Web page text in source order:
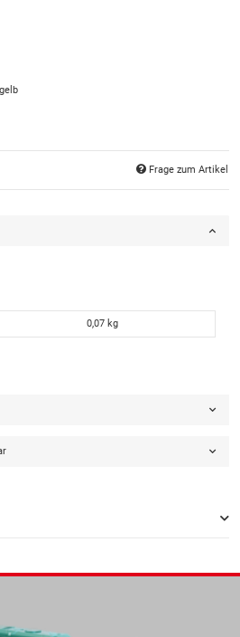
Frage zum Artikel
0,07 kg